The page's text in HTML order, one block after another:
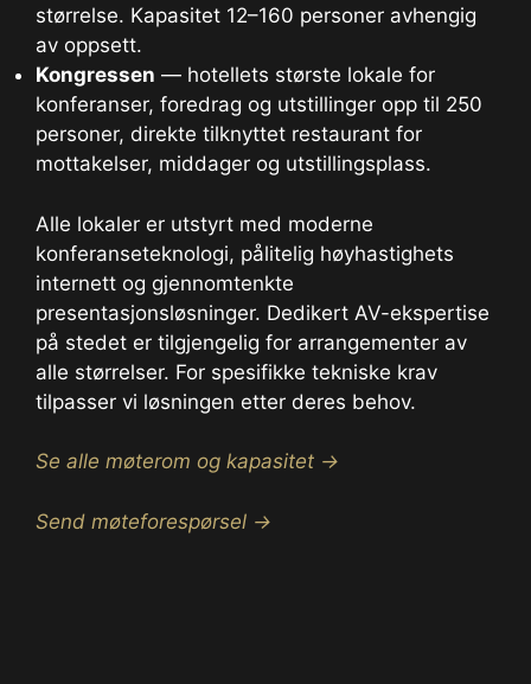
størrelse. Kapasitet 12–160 personer avhengig
av oppsett.
Kongressen — hotellets største lokale for
konferanser, foredrag og utstillinger opp til 250
personer, direkte tilknyttet restaurant for
mottakelser, middager og utstillingsplass.
Alle lokaler er utstyrt med moderne
konferanseteknologi, pålitelig høyhastighets
internett og gjennomtenkte
presentasjonsløsninger. Dedikert AV-ekspertise
på stedet er tilgjengelig for arrangementer av
alle størrelser. For spesifikke tekniske krav
tilpasser vi løsningen etter deres behov.
Se alle møterom og kapasitet →
Send møteforespørsel →